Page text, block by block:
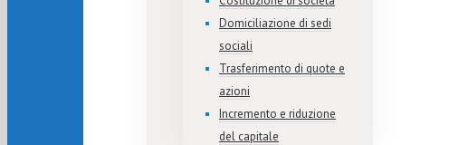
Domiciliazione di sedi
sociali
Trasferimento di quote e
azioni
Incremento e riduzione
del capitale